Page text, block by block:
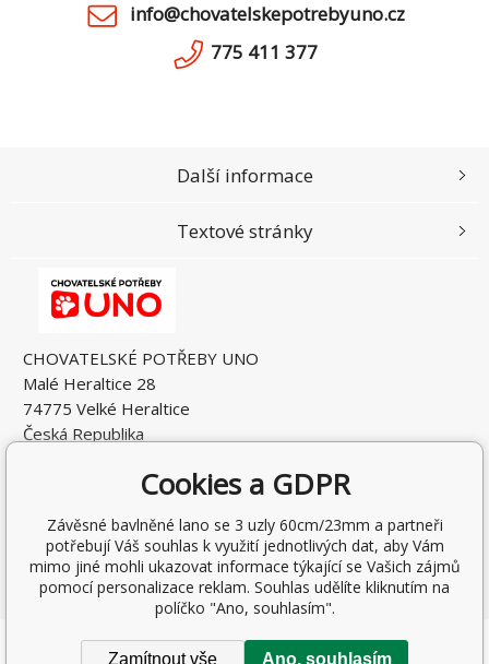
info@chovatelskepotrebyuno.cz
775 411 377
CHOVATELSKÉ POTŘEBY UNO
Malé Heraltice 28
74775 Velké Heraltice
Česká Republika
DIČ: CZ7405265549
Další informace
Textové stránky
Copyright © 2026 Rostislav Hňátek
Cookies a GDPR
Závěsné bavlněné lano se 3 uzly 60cm/23mm a partneři
potřebují Váš souhlas k využití jednotlivých dat, aby Vám
mimo jiné mohli ukazovat informace týkající se Vašich zájmů
pomocí personalizace reklam. Souhlas udělíte kliknutím na
políčko "Ano, souhlasím".
Zamítnout vše Ano, souhlasím